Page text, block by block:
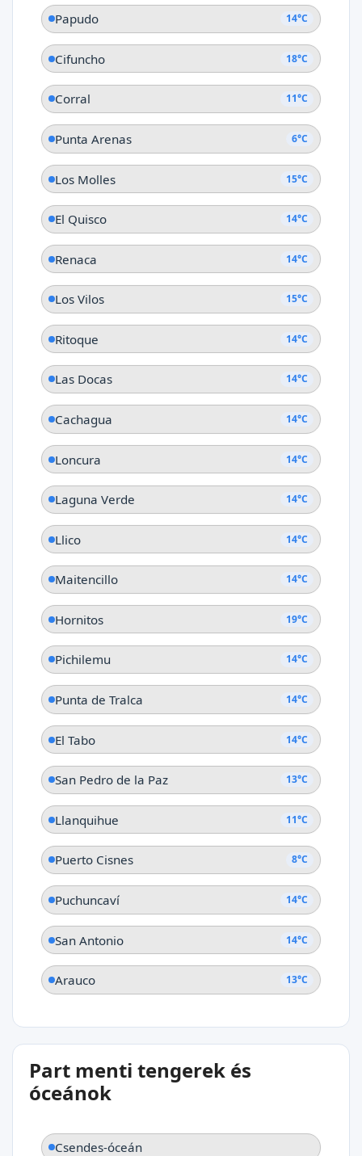
Papudo 14°C
Cifuncho 18°C
Corral 11°C
Punta Arenas 6°C
Los Molles 15°C
El Quisco 14°C
Renaca 14°C
Los Vilos 15°C
Ritoque 14°C
Las Docas 14°C
Cachagua 14°C
Loncura 14°C
Laguna Verde 14°C
Llico 14°C
Maitencillo 14°C
Hornitos 19°C
Pichilemu 14°C
Punta de Tralca 14°C
El Tabo 14°C
San Pedro de la Paz 13°C
Llanquihue 11°C
Puerto Cisnes 8°C
Puchuncaví 14°C
San Antonio 14°C
Arauco 13°C
Part menti tengerek és
óceánok
Csendes-óceán